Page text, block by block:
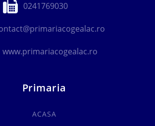
0241769030
www.primariacogealac.ro
Primaria
ACASA